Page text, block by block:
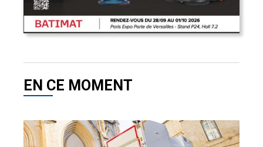
EN CE MOMENT